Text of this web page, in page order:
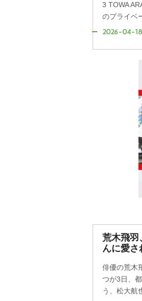
3 TOWA
のプライベ
2026-04-18
荒木飛羽
んに愛さ
俳優の荒木
つが3日、
う、松大航